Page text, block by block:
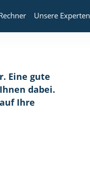
Unsere Experten
Eine gute
dabei.
Ihre